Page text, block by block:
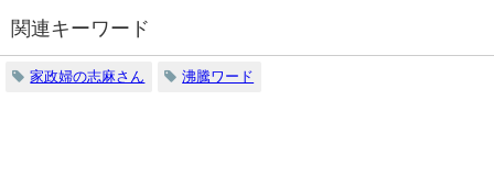
関連キーワード
家政婦の志麻さん 沸騰ワード